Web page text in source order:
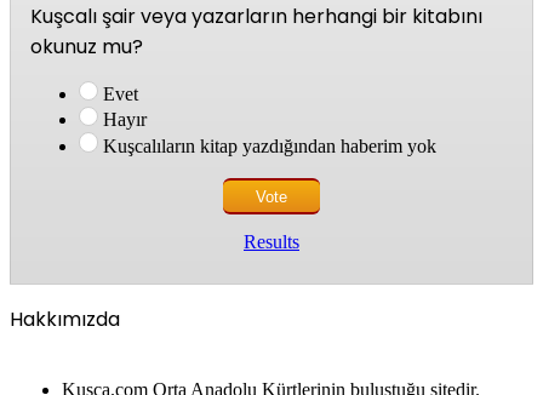
Kuşcalı şair veya yazarların herhangi bir kitabını
okunuz mu?
Evet
Hayır
Kuşcalıların kitap yazdığından haberim yok
Results
Hakkımızda
Kusca.com Orta Anadolu Kürtlerinin buluştuğu sitedir.